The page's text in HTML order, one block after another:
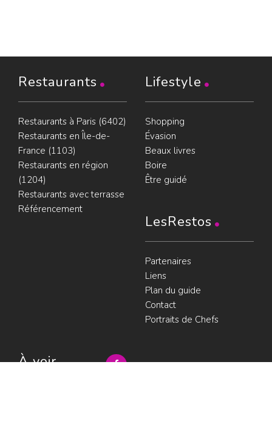
Restaurants
Restaurants à Paris (6402)
Restaurants en Île-de-
France (1103)
Restaurants en région
(1204)
Restaurants avec terrasse
Référencement
Lifestyle
Shopping
Évasion
Beaux livres
Boire
Être guidé
LesRestos
Partenaires
Liens
Plan du guide
Contact
Portraits de Chefs
À voir